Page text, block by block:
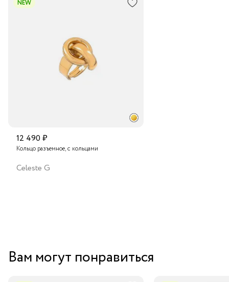
Подробнее о сроках доставки
NEW
12 490 ₽
Кольцо разъемное, с кольцами
Celeste G
Вам могут понравиться